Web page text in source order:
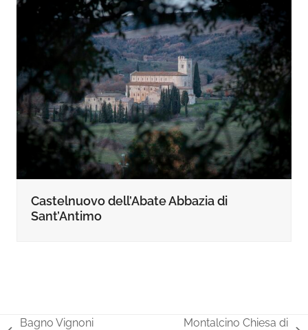
Castelnuovo dell’Abate Abbazia di
Sant’Antimo
Bagno Vignoni
Montalcino Chiesa di